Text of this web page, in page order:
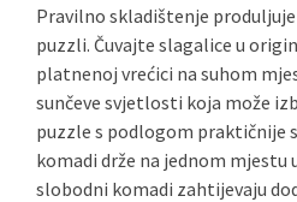
Pravilno skladištenje
puzzli. Čuvajte slagalice u
platnenoj vrećici na suhom
sunčeve svjetlosti koja može
puzzle s podlogom praktičnije
komadi drže na jednom mjestu
slobodni komadi zahtijevaju